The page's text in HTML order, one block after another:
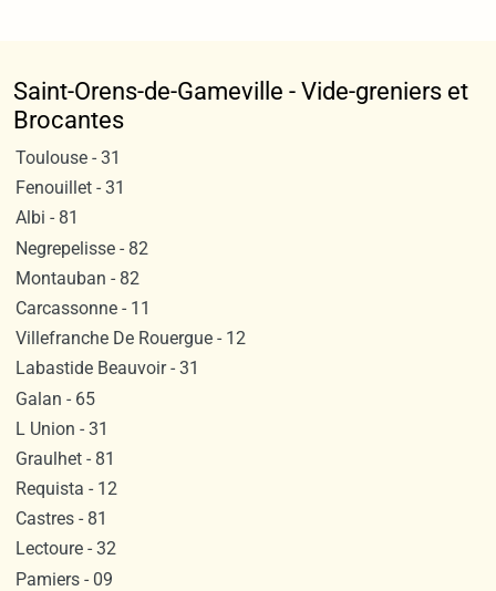
Saint-Orens-de-Gameville - Vide-greniers et
Brocantes
Toulouse - 31
Fenouillet - 31
Albi - 81
Negrepelisse - 82
Montauban - 82
Carcassonne - 11
Villefranche De Rouergue - 12
Labastide Beauvoir - 31
Galan - 65
L Union - 31
Graulhet - 81
Requista - 12
Castres - 81
Lectoure - 32
Pamiers - 09